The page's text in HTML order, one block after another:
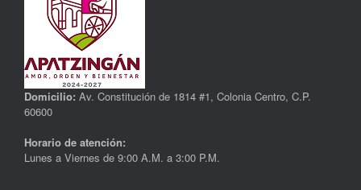
Domicilio: Av. Constitución de 1814 #1, Colonia Centro, C.P.
60600
Horario de atención:
Lunes a Viernes de 9:00 A.M. a 3:00 P.M.